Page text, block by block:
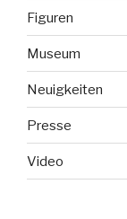
Figuren
Museum
Neuigkeiten
Presse
Video